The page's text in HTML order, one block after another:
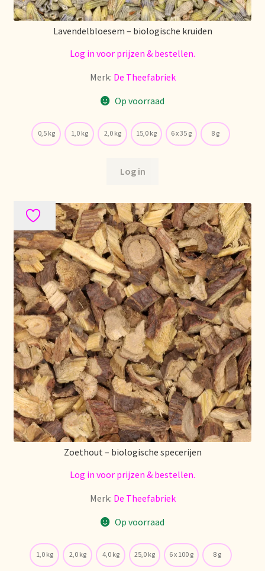
Lavendelbloesem – biologische kruiden
Log in voor prijzen & bestellen.
Merk: De Theefabriek
Op voorraad
0,5 kg 1,0 kg 2,0 kg 15,0 kg 6 x 35 g 8 g
Log in
Zoethout – biologische specerijen
Log in voor prijzen & bestellen.
Merk: De Theefabriek
Op voorraad
1,0 kg 2,0 kg 4,0 kg 25,0 kg 6 x 100 g 8 g